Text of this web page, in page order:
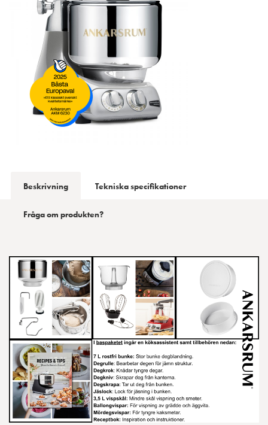
Beskrivning Tekniska specifikationer
Fråga om produkten?